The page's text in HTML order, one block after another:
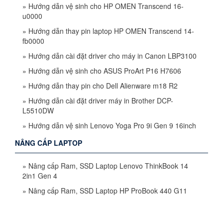
» Hướng dẫn vệ sinh cho HP OMEN Transcend 16-
u0000
» Hướng dẫn thay pin laptop HP OMEN Transcend 14-
fb0000
» Hướng dẫn cài đặt driver cho máy in Canon LBP3100
» Hướng dẫn vệ sinh cho ASUS ProArt P16 H7606
» Hướng dẫn thay pin cho Dell Alienware m18 R2
» Hướng dẫn cài đặt driver máy in Brother DCP-
L5510DW
» Hướng dẫn vệ sinh Lenovo Yoga Pro 9i Gen 9 16inch
NÂNG CẤP LAPTOP
» Nâng cấp Ram, SSD Laptop Lenovo ThinkBook 14
2in1 Gen 4
» Nâng cấp Ram, SSD Laptop HP ProBook 440 G11